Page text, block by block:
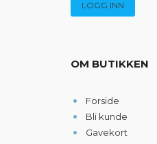
OM BUTIKKEN
Forside
Bli kunde
Gavekort